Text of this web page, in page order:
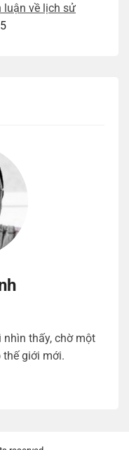
luận về lịch sử
nhìn thấy, chờ một
thế giới mới.